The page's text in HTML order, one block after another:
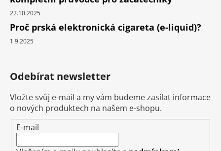
22.10.2025
Proč prská elektronická cigareta (e-liquid)?
1.9.2025
Odebírat newsletter
Vložte svůj e-mail a my vám budeme zasílat informace
o nových produktech na našem e-shopu.
E-mail